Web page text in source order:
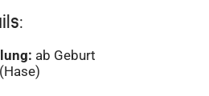
ab Geburt